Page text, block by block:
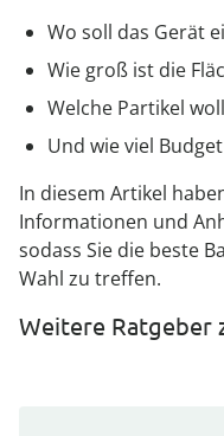
Wo soll das Gerät
Wie groß ist die
Welche Partikel
Und wie viel
In diesem Artikel
Informationen und
sodass Sie die beste
Wahl zu treffen.
Weitere Ratgeber